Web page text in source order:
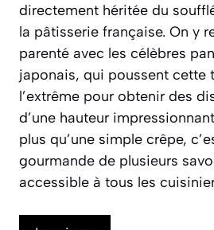
directement héritée du
la pâtisserie française. On y
parenté avec les célèbres
japonais, qui poussent cette
l’extrême pour obtenir des
d’une hauteur
plus qu’une simple crêpe,
gourmande de plusieurs
accessible à tous les